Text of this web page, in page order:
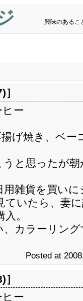
興味のあるこ
］
ー
げ焼き、ベー
と思ったが
雑貨を買い
ていたら、妻
。
カラーリン
Posted at
］
ー